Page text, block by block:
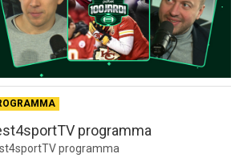
programma
programma